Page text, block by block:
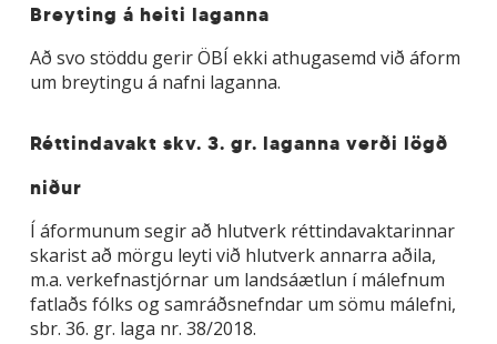
Breyting á heiti laganna
Að svo stöddu gerir ÖBÍ ekki athugasemd við áform
um breytingu á nafni laganna.
Réttindavakt skv. 3. gr. laganna verði lögð
niður
Í áformunum segir að hlutverk réttindavaktarinnar
skarist að mörgu leyti við hlutverk annarra aðila,
m.a. verkefnastjórnar um landsáætlun í málefnum
fatlaðs fólks og samráðsnefndar um sömu málefni,
sbr. 36. gr. laga nr. 38/2018.